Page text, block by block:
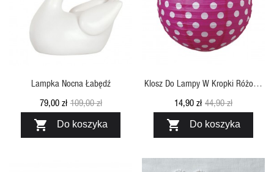
Lampka Nocna Łabędź
109,00 zł
79,00 zł
 Do koszyka
Klosz Do Lampy W Kropki Różowy
Jabadabado
44,90 zł
14,90 zł
 Do koszyka